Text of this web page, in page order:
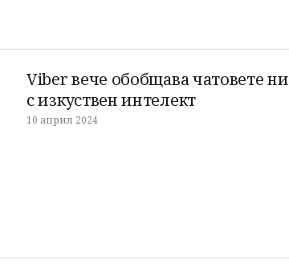
Viber вече обобщава чатовете ни
с изкуствен интелект
10 април 2024